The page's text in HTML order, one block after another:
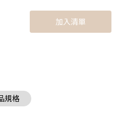
加入清單
規格